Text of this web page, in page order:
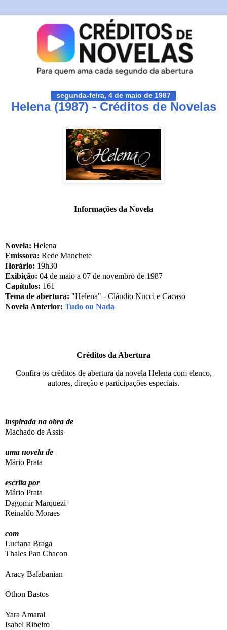
segunda-feira, 4 de maio de 1987
Helena (1987) - Créditos de Novelas
Informações da Novela
Novela: Helena
Emissora: Rede Manchete
Horário: 19h30
Exibição: 04 de maio a 07 de novembro de 1987
Capítulos: 161
Tema de abertura: "Helena" - Cláudio Nucci e Cacaso
Novela Anterior: Tudo ou Nada
Créditos da Abertura
Confira os créditos de abertura da novela Helena com elenco,
autores, direção e participações especiais.
inspirada na obra de
Machado de Assis
uma novela de
Mário Prata
escrita por
Mário Prata
Dagomir Marquezi
Reinaldo Moraes
com
Luciana Braga
Thales Pan Chacon
Aracy Balabanian
Othon Bastos
Yara Amaral
Isabel Ribeiro